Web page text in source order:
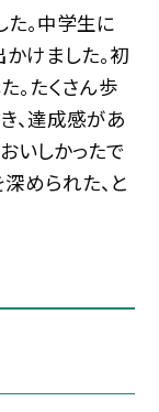
。中学生に
けました。初
。たくさん歩
、達成感があ
いしかったで
められた、と